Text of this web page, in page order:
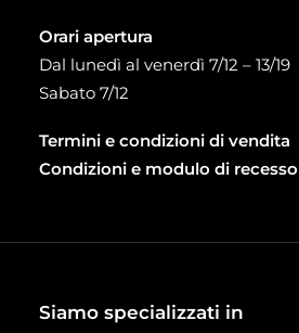
Orari apertura
Dal lunedì al venerdì 7/12 – 13/19
Sabato 7/12
Termini e condizioni di vendita
Condizioni e modulo di recesso
Siamo specializzati in